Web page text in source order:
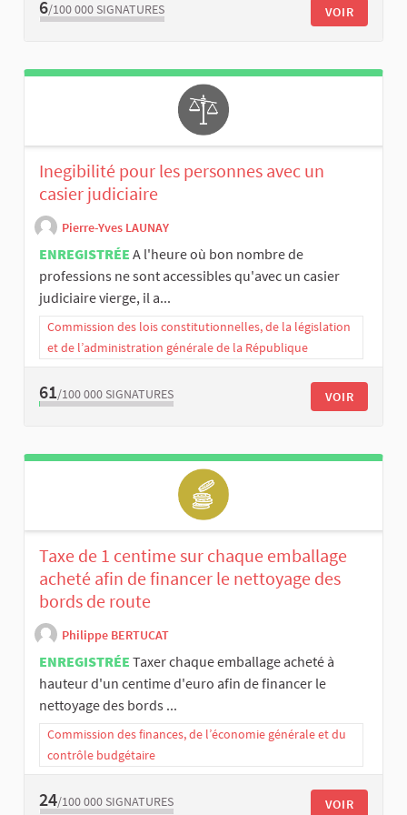
6/100 000 SIGNATURES VOIR
Inegibilité pour les personnes avec un
casier judiciaire
Pierre-Yves LAUNAY
ENREGISTRÉE A l'heure où bon nombre de
professions ne sont accessibles qu'avec un casier
judiciaire vierge, il a...
Commission des lois constitutionnelles, de la législation
et de l’administration générale de la République
61/100 000 SIGNATURES VOIR
Taxe de 1 centime sur chaque emballage
acheté afin de financer le nettoyage des
bords de route
Philippe BERTUCAT
ENREGISTRÉE Taxer chaque emballage acheté à
hauteur d'un centime d'euro afin de financer le
nettoyage des bords ...
Commission des finances, de l’économie générale et du
contrôle budgétaire
24/100 000 SIGNATURES VOIR